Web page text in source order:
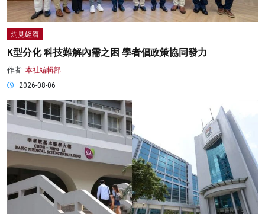
灼見經濟
K型分化 科技難解內需之困 學者倡政策協同發力
作者: 本社編輯部
2026-08-06